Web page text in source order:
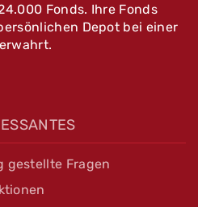
Fonds. Ihre Fonds
Depot bei einer
gestellte Fragen